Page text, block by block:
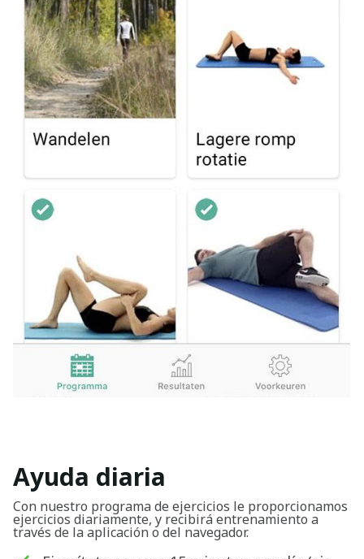
Ayuda diaria
Con nuestro programa de ejercicios le proporcionamos
ejercicios diariamente, y recibirá entrenamiento a
través de la aplicación o del navegador.